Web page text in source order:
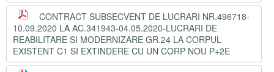
CONTRACT SUBSECVENT DE LUCRARI NR.496718-
10.09.2020 LA AC.341943-04.05.2020-LUCRARI DE
REABILITARE SI MODERNIZARE GR.24 LA CORPUL
EXISTENT C1 SI EXTINDERE CU UN CORP NOU P+2E